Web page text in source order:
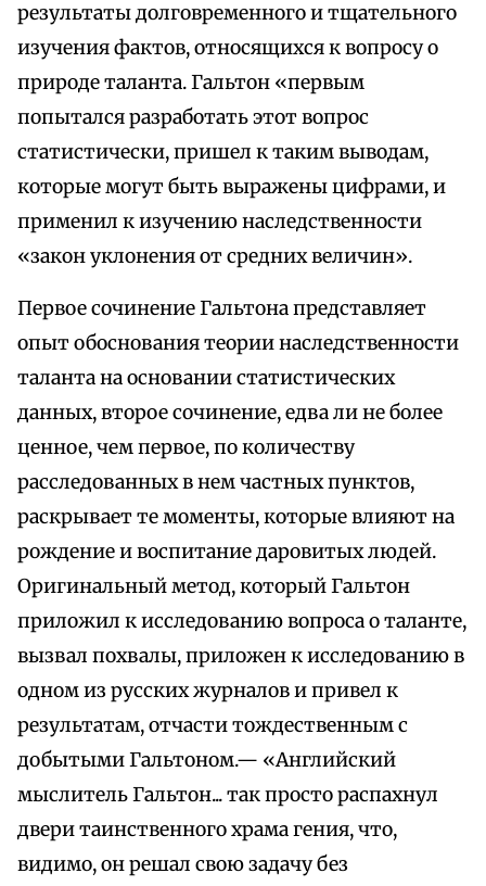
результаты долговременного и тщательного
изучения фактов, относящихся к вопросу о
природе таланта. Гальтон «первым
попытался разработать этот вопрос
статистически, пришел к таким выводам,
которые могут быть выражены цифрами, и
применил к изучению наследственности
«закон уклонения от средних величин».
Первое сочинение Гальтона представляет
опыт обоснования теории наследственности
таланта на основании статистических
данных, второе сочинение, едва ли не более
ценное, чем первое, по количеству
расследованных в нем частных пунктов,
раскрывает те моменты, которые влияют на
рождение и воспитание даровитых людей.
Оригинальный метод, который Гальтон
приложил к исследованию вопроса о таланте,
вызвал похвалы, приложен к исследованию в
одном из русских журналов и привел к
результатам, отчасти тождественным с
добытыми Гальтоном.— «Английский
мыслитель Гальтон... так просто распахнул
двери таинственного храма гения, что,
видимо, он решал свою задачу без